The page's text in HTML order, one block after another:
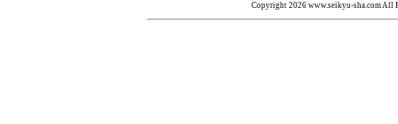
Copyright 2026 www.seikyu-sha.com All